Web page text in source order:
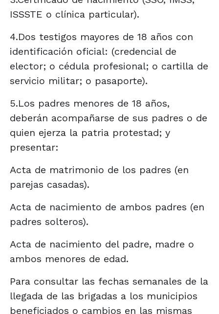
ISSSTE o clínica particular).
4.Dos testigos mayores de 18 años con
identificación oficial: (credencial de
elector; o cédula profesional; o cartilla de
servicio militar; o pasaporte).
5.Los padres menores de 18 años,
deberán acompañarse de sus padres o de
quien ejerza la patria protestad; y
presentar:
Acta de matrimonio de los padres (en
parejas casadas).
Acta de nacimiento de ambos padres (en
padres solteros).
Acta de nacimiento del padre, madre o
ambos menores de edad.
Para consultar las fechas semanales de la
llegada de las brigadas a los municipios
beneficiados o cambios en las mismas